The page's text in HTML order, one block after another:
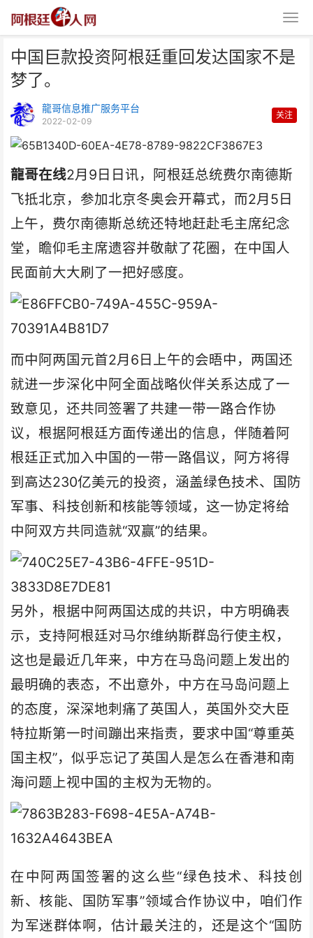
中国巨款投资阿根廷重回发达国家不是
梦了。
龍哥信息推广服务平台
2022-02-09
关注
龍哥在线2月9日日讯，阿根廷总统费尔南德斯
飞抵北京，参加北京冬奥会开幕式，而2月5日
上午，费尔南德斯总统还特地赶赴毛主席纪念
堂，瞻仰毛主席遗容并敬献了花圈，在中国人
民面前大大刷了一把好感度。
而中阿两国元首2月6日上午的会晤中，两国还
就进一步深化中阿全面战略伙伴关系达成了一
致意见，还共同签署了共建一带一路合作协
议，根据阿根廷方面传递出的信息，伴随着阿
根廷正式加入中国的一带一路倡议，阿方将得
到高达230亿美元的投资，涵盖绿色技术、国防
军事、科技创新和核能等领域，这一协定将给
中阿双方共同造就“双赢”的结果。
另外，根据中阿两国达成的共识，中方明确表
示，支持阿根廷对马尔维纳斯群岛行使主权，
这也是最近几年来，中方在马岛问题上发出的
最明确的表态，不出意外，中方在马岛问题上
的态度，深深地刺痛了英国人，英国外交大臣
特拉斯第一时间蹦出来指责，要求中国“尊重英
国主权”，似乎忘记了英国人是怎么在香港和南
海问题上视中国的主权为无物的。
在中阿两国签署的这么些“绿色技术、科技创
新、核能、国防军事”领域合作协议中，咱们作
为军迷群体啊，估计最关注的，还是这个“国防
不是梦了。